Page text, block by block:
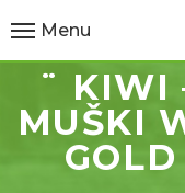
Menu
¨ KIWI
MUŠKI